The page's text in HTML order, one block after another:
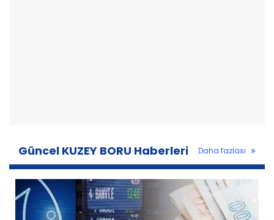
Güncel KUZEY BORU Haberleri Daha fazlası